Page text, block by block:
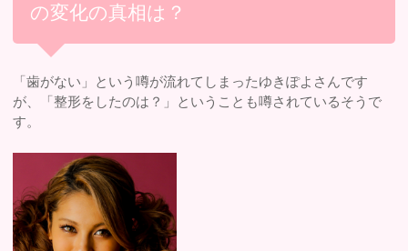
の変化の真相は？
「歯がない」という噂が流れてしまったゆきぽよさんです
が、「整形をしたのは？」ということも噂されているそうで
す。